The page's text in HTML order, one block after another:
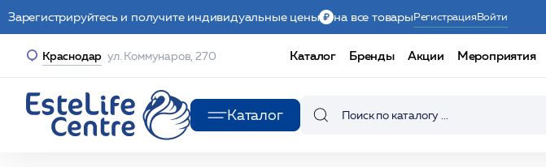
Зарегистрируйтесь и получите индивидуальные цены на все товарыРегистрацияВойти
Краснодар ул. Коммунаров, 270 Каталог Бренды Акции Мероприятия
Каталог